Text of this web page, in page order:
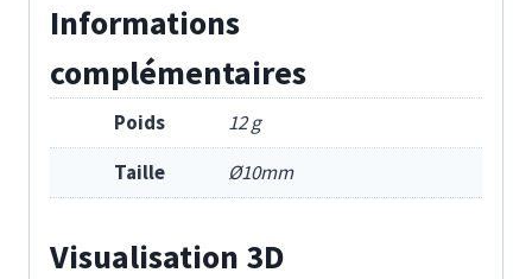
Informations
complémentaires
Poids
12 g
Taille
Ø10mm
Visualisation 3D